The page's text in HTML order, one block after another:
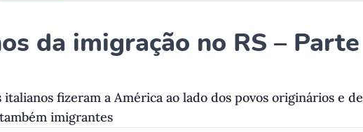
da imigração no RS – Parte
fizeram a América ao lado dos povos originários e de
imigrantes